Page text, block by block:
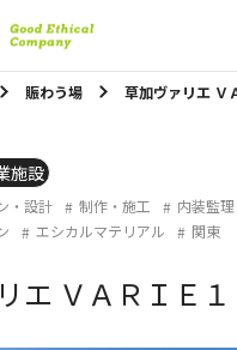
賑わう場 草加ヴァリエ Ｖ
施設
・設計 制作・施工 内装監理
エシカルマテリアル 関東
エ ＶＡＲＩＥ１